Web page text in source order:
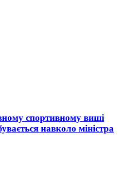
спортивному виші
навколо міністра